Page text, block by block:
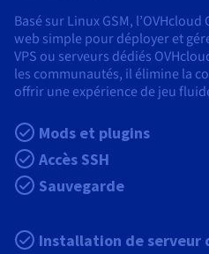
Basé sur Linux GSM,
web simple pour déployer et
VPS ou serveurs dédiés
les communautés, il élimine la
offrir une expérience de jeu
Mods et plugins
Accès SSH
Sauvegarde
Installation de serveur